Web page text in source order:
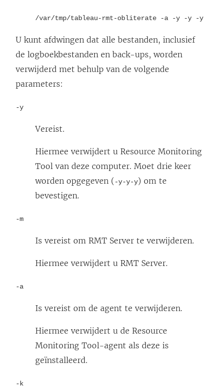
/var/tmp/tableau-rmt-obliterate -a -y -y -y
U kunt afdwingen dat alle bestanden, inclusief
de logboekbestanden en back-ups, worden
verwijderd met behulp van de volgende
parameters:
-y
Vereist.
Hiermee verwijdert u Resource Monitoring
Tool van deze computer. Moet drie keer
worden opgegeven (-y-y-y) om te
bevestigen.
-m
Is vereist om RMT Server te verwijderen.
Hiermee verwijdert u RMT Server.
-a
Is vereist om de agent te verwijderen.
Hiermee verwijdert u de Resource
Monitoring Tool-agent als deze is
geïnstalleerd.
-k